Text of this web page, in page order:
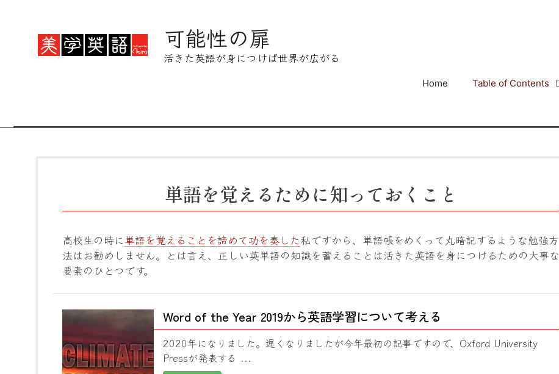
ッ
可能性の扉
活きた英語が身につけば世界が広がる
Home Table of Contents
単語を覚えるために知っておくこと
高校生の時に単語を覚えることを諦めて功を奏した私ですから、単語帳をめくって丸暗記するような勉強方
法はお勧めしません。とは言え、正しい英単語の知識を蓄えることは活きた英語を身につけるための大事な
要素のひとつです。
Word of the Year 2019から英語学習について考える
2020年になりました。遅くなりましたが今年最初の記事ですので、Oxford University
Pressが発表する ...